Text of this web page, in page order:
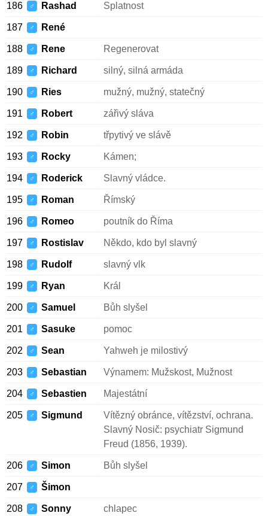
186 ♂ Rashad Splatnost
187 ♂ René
188 ♂ Rene Regenerovat
189 ♂ Richard silný, silná armáda
190 ♂ Ries mužný, mužný, statečný
191 ♂ Robert zářivý sláva
192 ♂ Robin třpytivý ve slávě
193 ♂ Rocky Kámen;
194 ♂ Roderick Slavný vládce.
195 ♂ Roman Římský
196 ♂ Romeo poutník do Říma
197 ♂ Rostislav Někdo, kdo byl slavný
198 ♂ Rudolf slavný vlk
199 ♂ Ryan Král
200 ♂ Samuel Bůh slyšel
201 ♂ Sasuke pomoc
202 ♂ Sean Yahweh je milostivý
203 ♂ Sebastian Výnamem: Mužskost, Mužnost
204 ♂ Sebastien Majestátní
205 ♂ Sigmund
Vítězný obránce, vítězství, ochrana.
Slavný Nosič: psychiatr Sigmund
Freud (1856, 1939).
206 ♂ Simon Bůh slyšel
207 ♂ Šimon
208 ♂ Sonny chlapec